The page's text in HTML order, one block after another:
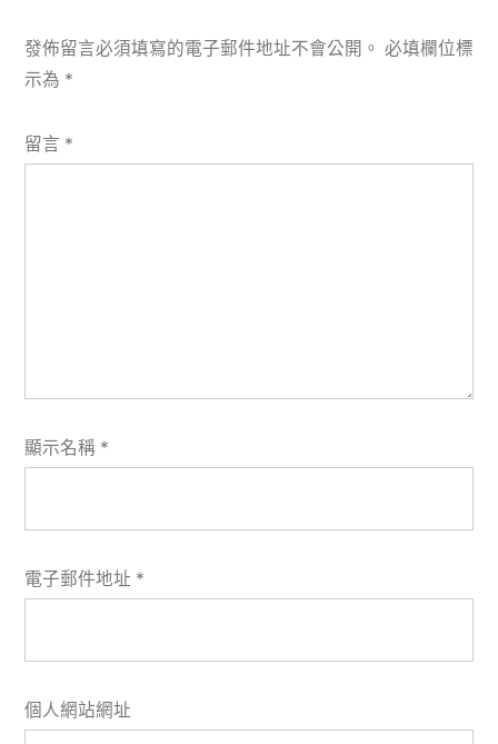
發佈留言必須填寫的電子郵件地址不會公開。 必填欄位標
示為 *
留言 *
顯示名稱 *
電子郵件地址 *
個人網站網址